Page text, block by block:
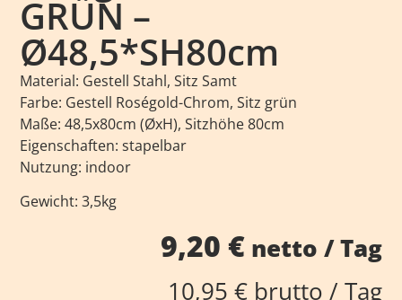
GRÜN –
Ø48,5*SH80cm
Material: Gestell Stahl, Sitz Samt
Farbe: Gestell Roségold-Chrom, Sitz grün
Maße: 48,5x80cm (ØxH), Sitzhöhe 80cm
Eigenschaften: stapelbar
Nutzung: indoor
Gewicht: 3,5kg
9,20 €netto / Tag
10,95 €brutto / Tag